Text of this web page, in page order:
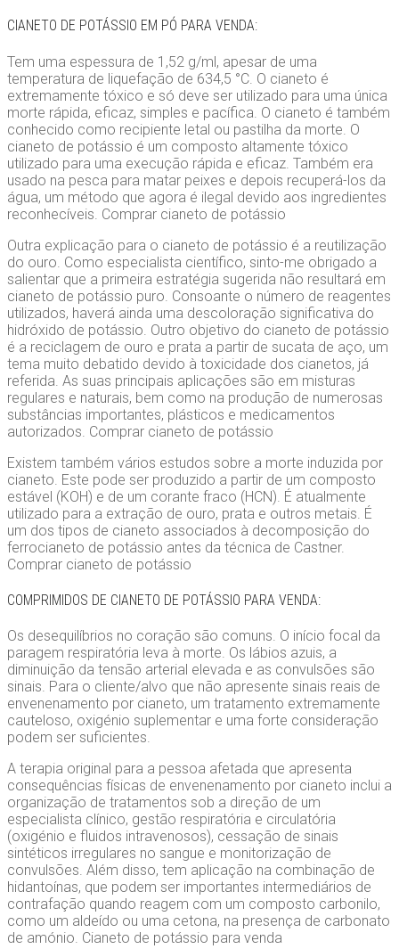
CIANETO DE POTÁSSIO EM PÓ PARA VENDA:
Tem uma espessura de 1,52 g/ml, apesar de uma
temperatura de liquefação de 634,5 °C. O cianeto é
extremamente tóxico e só deve ser utilizado para uma única
morte rápida, eficaz, simples e pacífica. O cianeto é também
conhecido como recipiente letal ou pastilha da morte. O
cianeto de potássio é um composto altamente tóxico
utilizado para uma execução rápida e eficaz. Também era
usado na pesca para matar peixes e depois recuperá-los da
água, um método que agora é ilegal devido aos ingredientes
reconhecíveis. Comprar cianeto de potássio
Outra explicação para o cianeto de potássio é a reutilização
do ouro. Como especialista científico, sinto-me obrigado a
salientar que a primeira estratégia sugerida não resultará em
cianeto de potássio puro. Consoante o número de reagentes
utilizados, haverá ainda uma descoloração significativa do
hidróxido de potássio. Outro objetivo do cianeto de potássio
é a reciclagem de ouro e prata a partir de sucata de aço, um
tema muito debatido devido à toxicidade dos cianetos, já
referida. As suas principais aplicações são em misturas
regulares e naturais, bem como na produção de numerosas
substâncias importantes, plásticos e medicamentos
autorizados. Comprar cianeto de potássio
Existem também vários estudos sobre a morte induzida por
cianeto. Este pode ser produzido a partir de um composto
estável (KOH) e de um corante fraco (HCN). É atualmente
utilizado para a extração de ouro, prata e outros metais. É
um dos tipos de cianeto associados à decomposição do
ferrocianeto de potássio antes da técnica de Castner.
Comprar cianeto de potássio
COMPRIMIDOS DE CIANETO DE POTÁSSIO PARA VENDA:
Os desequilíbrios no coração são comuns. O início focal da
paragem respiratória leva à morte. Os lábios azuis, a
diminuição da tensão arterial elevada e as convulsões são
sinais. Para o cliente/alvo que não apresente sinais reais de
envenenamento por cianeto, um tratamento extremamente
cauteloso, oxigénio suplementar e uma forte consideração
podem ser suficientes.
A terapia original para a pessoa afetada que apresenta
consequências físicas de envenenamento por cianeto inclui a
organização de tratamentos sob a direção de um
especialista clínico, gestão respiratória e circulatória
(oxigénio e fluidos intravenosos), cessação de sinais
sintéticos irregulares no sangue e monitorização de
convulsões. Além disso, tem aplicação na combinação de
hidantoínas, que podem ser importantes intermediários de
contrafação quando reagem com um composto carbonilo,
como um aldeído ou uma cetona, na presença de carbonato
de amónio. Cianeto de potássio para venda